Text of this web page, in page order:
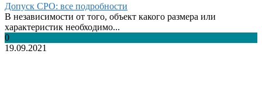
Допуск СРО: все подробности
В независимости от того, объект какого размера или
характеристик необходимо...
0
19.09.2021